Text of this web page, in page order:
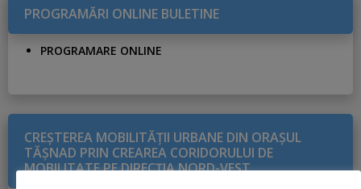
PROGRAMĂRI ONLINE BULETINE
PROGRAMARE ONLINE
CREŞTEREA MOBILITĂŢII URBANE DIN ORAŞUL
TĂŞNAD PRIN CREAREA CORIDORULUI DE
MOBILITATE PE DIRECŢIA NORD-VEST